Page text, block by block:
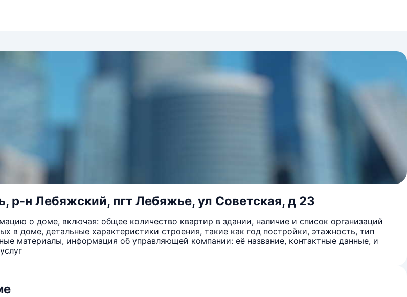
р-н Лебяжский, пгт Лебяжье, ул Советская, д 23
о доме, включая: общее количество квартир в здании, наличие и список организаций
в доме, детальные характеристики строения, такие как год постройки, этажность, тип
материалы, информация об управляющей компании: её название, контактные данные, и